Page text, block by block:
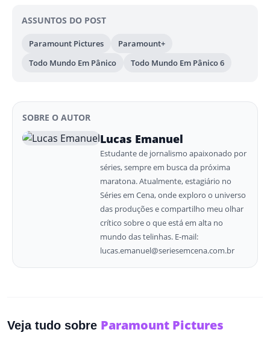
ASSUNTOS DO POST
Paramount Pictures
Paramount+
Todo Mundo Em Pânico
Todo Mundo Em Pânico 6
SOBRE O AUTOR
Lucas Emanuel
Estudante de jornalismo apaixonado por
séries, sempre em busca da próxima
maratona. Atualmente, estagiário no
Séries em Cena, onde exploro o universo
das produções e compartilho meu olhar
crítico sobre o que está em alta no
mundo das telinhas. E-mail:
lucas.emanuel@seriesemcena.com.br
Veja tudo sobre Paramount Pictures